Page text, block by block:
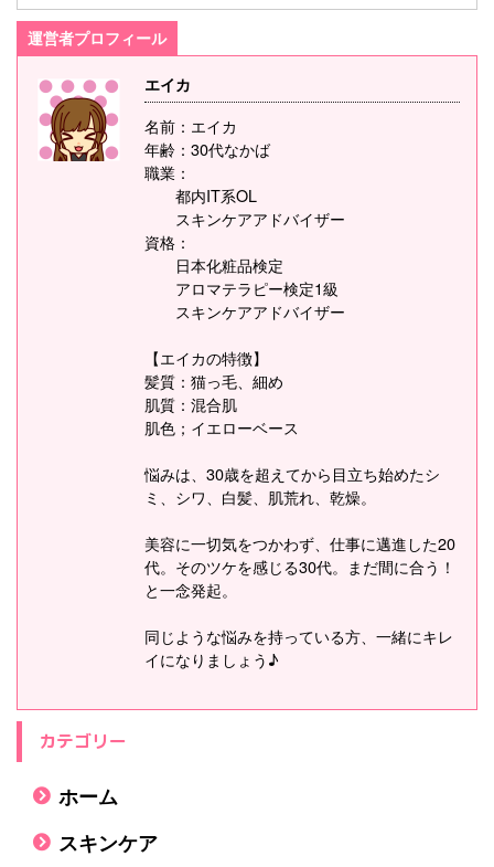
運営者プロフィール
エイカ
名前：エイカ
年齢：30代なかば
職業：
都内IT系OL
スキンケアアドバイザー
資格：
日本化粧品検定
アロマテラピー検定1級
スキンケアアドバイザー
【エイカの特徴】
髪質：猫っ毛、細め
肌質：混合肌
肌色；イエローベース
悩みは、30歳を超えてから目立ち始めたシ
ミ、シワ、白髪、肌荒れ、乾燥。
美容に一切気をつかわず、仕事に邁進した20
代。そのツケを感じる30代。まだ間に合う！
と一念発起。
同じような悩みを持っている方、一緒にキレ
イになりましょう♪
カテゴリー
ホーム
スキンケア